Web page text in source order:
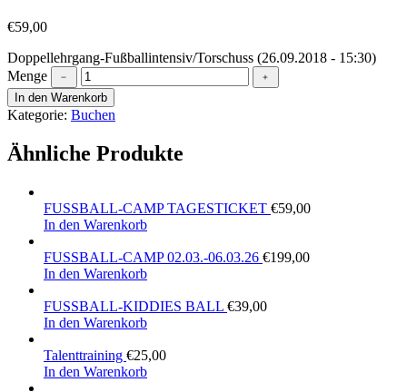
€59,00
Doppellehrgang-Fußballintensiv/Torschuss (26.09.2018 - 15:30)
Menge
﹣
﹢
In den Warenkorb
Kategorie: Buchen
Ähnliche Produkte
FUSSBALL-CAMP TAGESTICKET €59,00
In den Warenkorb
FUSSBALL-CAMP 02.03.-06.03.26 €199,00
In den Warenkorb
FUSSBALL-KIDDIES BALL €39,00
In den Warenkorb
Talenttraining €25,00
In den Warenkorb